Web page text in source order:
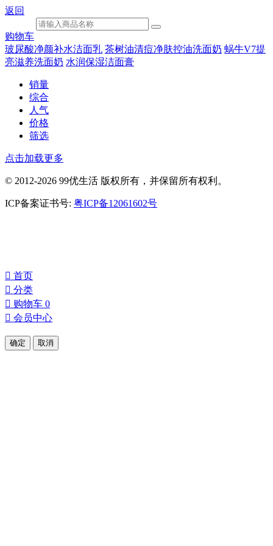
返回
购物车
玻尿酸净颜补水洁面乳 茶树油清痘净肤控油洗面奶 蜗牛V7提
亮滋养洗面奶 水润保湿洁面膏
销量
综合
人气
价格
筛选
点击加载更多
© 2012-2026 99优生活 版权所有，并保留所有权利。
ICP备案证书号: 粤ICP备12061602号
󰀁 首页
󰀂 分类
󰀄 购物车 0
󰀅 会员中心
确定 取消